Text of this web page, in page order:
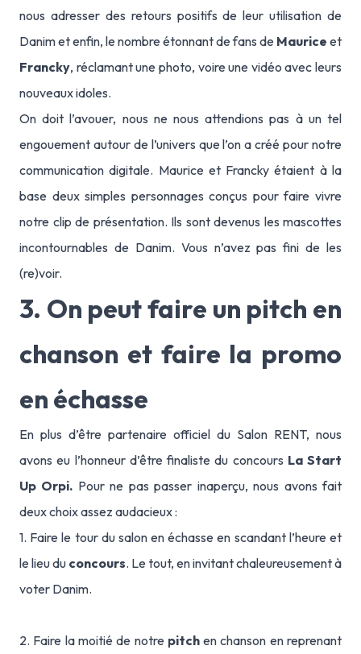
nous adresser des retours positifs de leur utilisation de
Danim et enfin, le nombre étonnant de fans de Maurice et
Francky, réclamant une photo, voire une vidéo avec leurs
nouveaux idoles.
On doit l’avouer, nous ne nous attendions pas à un tel
engouement autour de l’univers que l’on a créé pour notre
communication digitale. Maurice et Francky étaient à la
base deux simples personnages conçus pour faire vivre
notre clip de présentation. Ils sont devenus les mascottes
incontournables de Danim. Vous n’avez pas fini de les
(re)voir.
3. On peut faire un pitch en
chanson et faire la promo
en échasse
En plus d’être partenaire officiel du Salon RENT, nous
avons eu l’honneur d’être finaliste du concours La Start
Up Orpi. Pour ne pas passer inaperçu, nous avons fait
deux choix assez audacieux :
1. Faire le tour du salon en échasse en scandant l’heure et
le lieu du concours. Le tout, en invitant chaleureusement à
voter Danim.
2. Faire la moitié de notre pitchen chanson en reprenant